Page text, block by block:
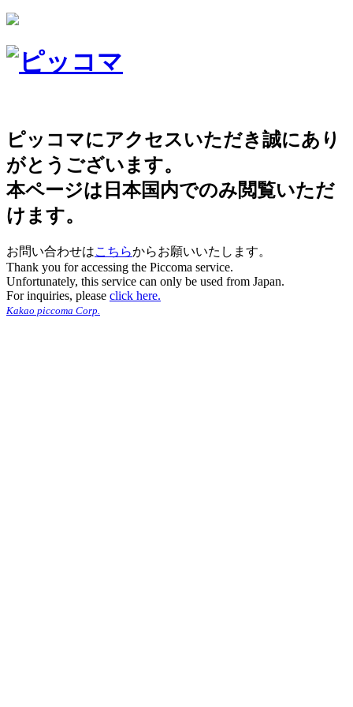
ピッコマにアクセスいただき誠にあり
がとうございます。
本ページは日本国内でのみ閲覧いただ
けます。
お問い合わせはこちらからお願いいたします。
Thank you for accessing the Piccoma service.
Unfortunately, this service can only be used from Japan.
For inquiries, please click here.
Kakao piccoma Corp.